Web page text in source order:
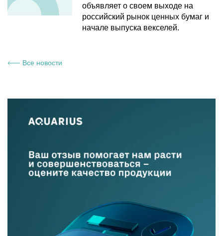
объявляет о своем выходе на
российский рынок ценных бумаг и
начале выпуска векселей.
Все новости